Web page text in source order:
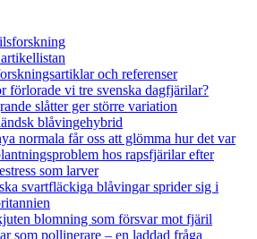
och referenser
förlorade vi tre svenska dagfjärilar?
slåtter ger större variation
blåvingehybrid
normala får oss att glömma hur det var
hos rapsfjärilar efter
som larver
svartfläckiga blåvingar sprider sig i
blomning som försvar mot fjäril
som pollinerare – en laddad fråga